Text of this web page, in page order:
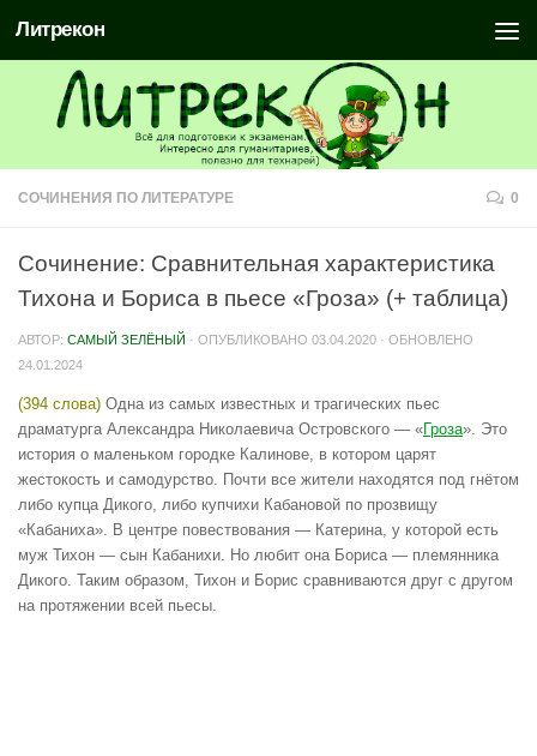
Литрекон
СОЧИНЕНИЯ ПО ЛИТЕРАТУРЕ 0
Сочинение: Сравнительная характеристика
Тихона и Бориса в пьесе «Гроза» (+ таблица)
АВТОР: САМЫЙ ЗЕЛЁНЫЙ · ОПУБЛИКОВАНО 03.04.2020 · ОБНОВЛЕНО
24.01.2024
(394 слова) Одна из самых известных и трагических пьес
драматурга Александра Николаевича Островского — «Гроза». Это
история о маленьком городке Калинове, в котором царят
жестокость и самодурство. Почти все жители находятся под гнётом
либо купца Дикого, либо купчихи Кабановой по прозвищу
«Кабаниха». В центре повествования — Катерина, у которой есть
муж Тихон — сын Кабанихи. Но любит она Бориса — племянника
Дикого. Таким образом, Тихон и Борис сравниваются друг с другом
на протяжении всей пьесы.